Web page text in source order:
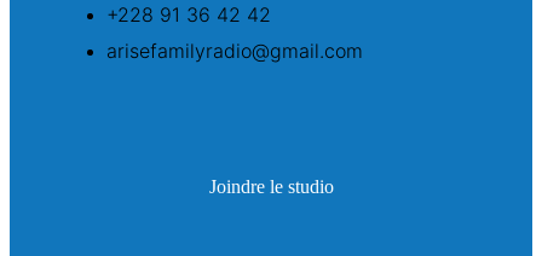
+228 91 36 42 42
arisefamilyradio@gmail.com
Joindre le studio